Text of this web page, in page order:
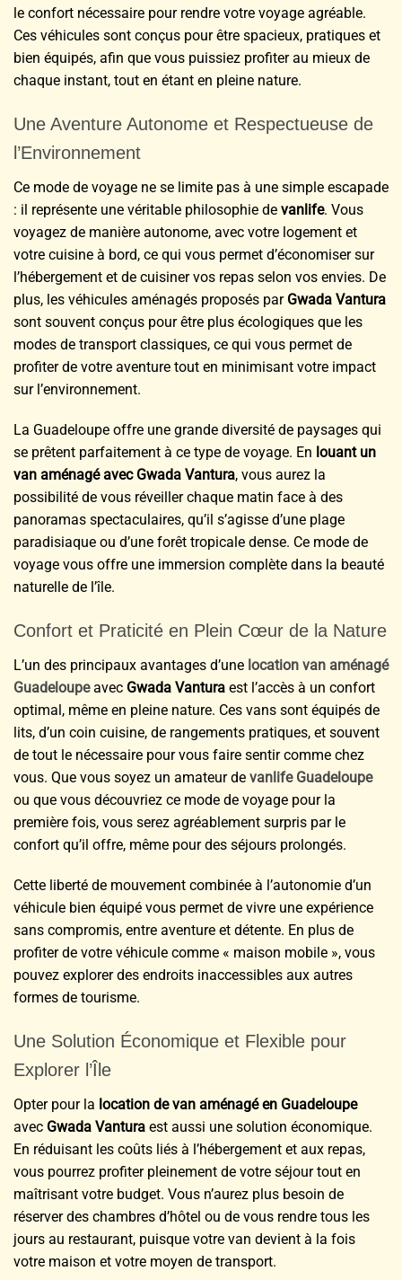
le confort nécessaire pour rendre votre voyage agréable.
Ces véhicules sont conçus pour être spacieux, pratiques et
bien équipés, afin que vous puissiez profiter au mieux de
chaque instant, tout en étant en pleine nature.
Une Aventure Autonome et Respectueuse de
l’Environnement
Ce mode de voyage ne se limite pas à une simple escapade
: il représente une véritable philosophie de vanlife. Vous
voyagez de manière autonome, avec votre logement et
votre cuisine à bord, ce qui vous permet d’économiser sur
l’hébergement et de cuisiner vos repas selon vos envies. De
plus, les véhicules aménagés proposés par Gwada Vantura
sont souvent conçus pour être plus écologiques que les
modes de transport classiques, ce qui vous permet de
profiter de votre aventure tout en minimisant votre impact
sur l’environnement.
La Guadeloupe offre une grande diversité de paysages qui
se prêtent parfaitement à ce type de voyage. En louant un
van aménagé avec Gwada Vantura, vous aurez la
possibilité de vous réveiller chaque matin face à des
panoramas spectaculaires, qu’il s’agisse d’une plage
paradisiaque ou d’une forêt tropicale dense. Ce mode de
voyage vous offre une immersion complète dans la beauté
naturelle de l’île.
Confort et Praticité en Plein Cœur de la Nature
L’un des principaux avantages d’une location van aménagé
Guadeloupeavec Gwada Vantura est l’accès à un confort
optimal, même en pleine nature. Ces vans sont équipés de
lits, d’un coin cuisine, de rangements pratiques, et souvent
de tout le nécessaire pour vous faire sentir comme chez
vous. Que vous soyez un amateur de vanlife Guadeloupe
ou que vous découvriez ce mode de voyage pour la
première fois, vous serez agréablement surpris par le
confort qu’il offre, même pour des séjours prolongés.
Cette liberté de mouvement combinée à l’autonomie d’un
véhicule bien équipé vous permet de vivre une expérience
sans compromis, entre aventure et détente. En plus de
profiter de votre véhicule comme « maison mobile », vous
pouvez explorer des endroits inaccessibles aux autres
formes de tourisme.
Une Solution Économique et Flexible pour
Explorer l’Île
Opter pour la location de van aménagé en Guadeloupe
avec Gwada Vantura est aussi une solution économique.
En réduisant les coûts liés à l’hébergement et aux repas,
vous pourrez profiter pleinement de votre séjour tout en
maîtrisant votre budget. Vous n’aurez plus besoin de
réserver des chambres d’hôtel ou de vous rendre tous les
jours au restaurant, puisque votre van devient à la fois
votre maison et votre moyen de transport.